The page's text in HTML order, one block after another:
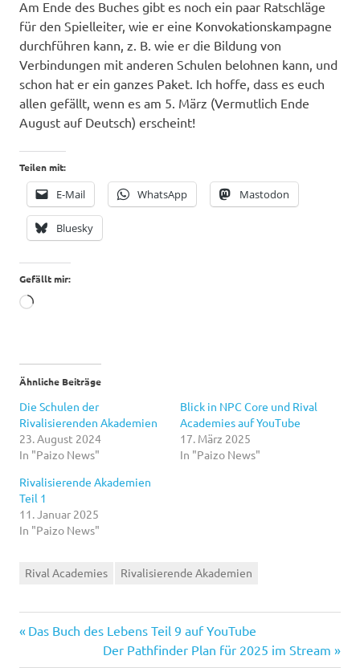
Am Ende des Buches gibt es noch ein paar Ratschläge
für den Spielleiter, wie er eine Konvokationskampagne
durchführen kann, z. B. wie er die Bildung von
Verbindungen mit anderen Schulen belohnen kann, und
schon hat er ein ganzes Paket. Ich hoffe, dass es euch
allen gefällt, wenn es am 5. März (Vermutlich Ende
August auf Deutsch) erscheint!
Teilen mit:
E-Mail WhatsApp Mastodon
Bluesky
Gefällt mir:
Wird
Ähnliche Beiträge
Die Schulen der
Rivalisierenden Akademien
23. August 2024
In "Paizo News"
Blick in NPC Core und Rival
Academies auf YouTube
17. März 2025
In "Paizo News"
Rivalisierende Akademien
Teil 1
11. Januar 2025
In "Paizo News"
Rival Academies Rivalisierende Akademien
Beitragsnavigation
Vorheriger
Das Buch des Lebens Teil 9 auf YouTube
Nächster
Der Pathfinder Plan für 2025 im Stream